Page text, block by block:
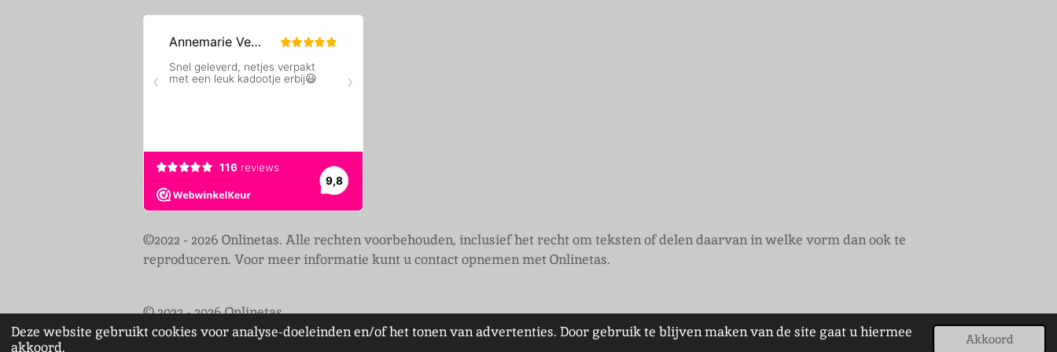
Deze website gebruikt cookies voor analyse-doeleinden en/of het tonen van advertenties. Door gebruik te blijven maken van de site gaat u hiermee
akkoord.
Akkoord
©2022 - 2026 Onlinetas. Alle rechten voorbehouden, inclusief het recht om teksten of delen daarvan in welke vorm dan ook te
reproduceren. Voor meer informatie kunt u contact opnemen met Onlinetas.
© 2022 - 2026 Onlinetas